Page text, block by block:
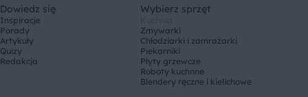
Dowiedz się
Inspiracje
Porady
Artykuły
Quizy
Redakcja
Wybierz sprzęt
Zmywarki
Chłodziarki i zamrażarki
Piekarniki
Płyty grzewcze
Roboty kuchnne
Blendery ręczne i kielichowe